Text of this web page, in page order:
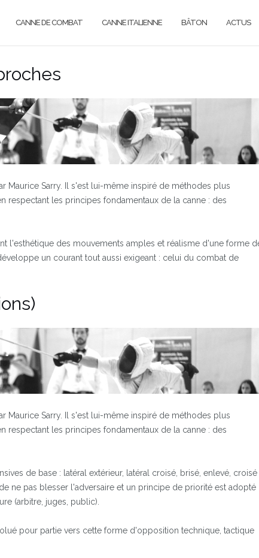
CANNE DE COMBAT CANNE ITALIENNE BÂTON ACTUS
Maurice Sarry. Il s'est lui-même inspiré de méthodes plus
les principes fondamentaux de la canne : des
l'esthétique des mouvements amples et réalisme d'une forme
un courant tout aussi exigeant : celui du combat de
Maurice Sarry. Il s'est lui-même inspiré de méthodes plus
les principes fondamentaux de la canne : des
de base : latéral extérieur, latéral croisé, brisé, enlevé, croisé
ne pas blesser l'adversaire et un principe de priorité est adopté
(arbitre, juges, public).
pour partie vers cette forme d'opposition technique, tactique